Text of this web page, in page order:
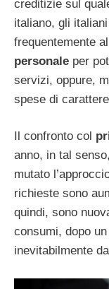
creditizie sul
italiano, gli
frequentemente
personale per
servizi, oppure,
spese di
Il confronto col
anno, in tal
mutato
richieste sono
quindi, sono
consumi, dopo
inevitabilmente